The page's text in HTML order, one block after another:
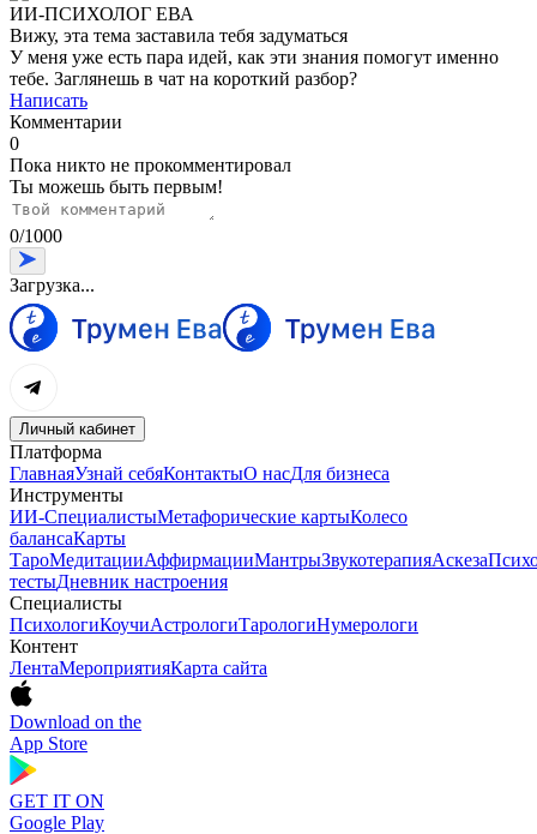
ИИ-ПСИХОЛОГ ЕВА
Вижу, эта тема заставила тебя задуматься
У меня уже есть пара идей, как эти знания помогут именно
тебе. Заглянешь в чат на короткий разбор?
Написать
Комментарии
0
Пока никто не прокомментировал
Ты можешь быть первым!
0/1000
Загрузка...
Личный кабинет
Платформа
ГлавнаяУзнай себяКонтактыО насДля бизнеса
Инструменты
ИИ-СпециалистыМетафорические картыКолесо
балансаКарты
ТароМедитацииАффирмацииМантрыЗвукотерапияАскеза
тестыДневник настроения
Специалисты
ПсихологиКоучиАстрологиТарологиНумерологи
Контент
ЛентаМероприятияКарта сайта
Download on the
App Store
GET IT ON
Google Play